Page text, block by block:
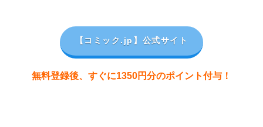
【コミック.jp 】公式サイト
無料登録後、すぐに1350円分のポイント付与！